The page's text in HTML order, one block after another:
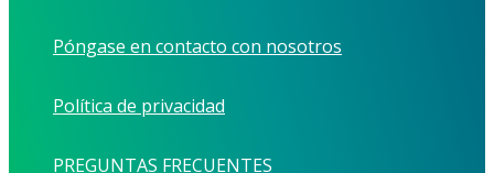
Póngase en contacto con nosotros
Política de privacidad
PREGUNTAS FRECUENTES